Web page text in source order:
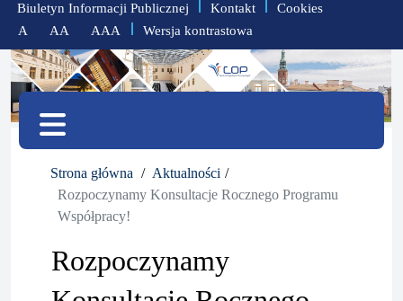
polityce
prywatności
Biuletyn Informacji Publicznej Kontakt
Cookies
A
zmniejsz
czcionkę
AA
zresetuj
AAA
zwiększ
czcionkę
Wersja kontrastowa
Menu
Strona główna
Aktualności
Rozpoczynamy Konsultacje Rocznego Programu
Współpracy!
Rozpoczynamy